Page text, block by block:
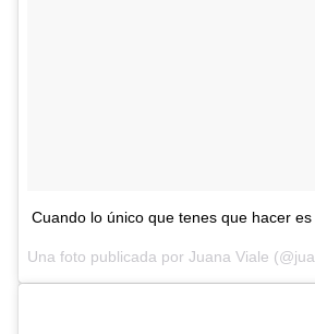
Cuando lo único que tenes que hacer
Una foto publicada por Juana Viale